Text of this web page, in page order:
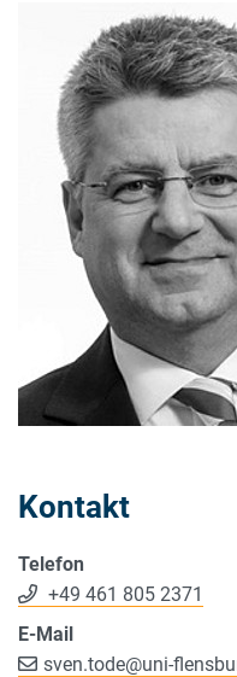
Kontakt
Telefon
+49 461 805 2371
E-Mail
sven.tode@uni-